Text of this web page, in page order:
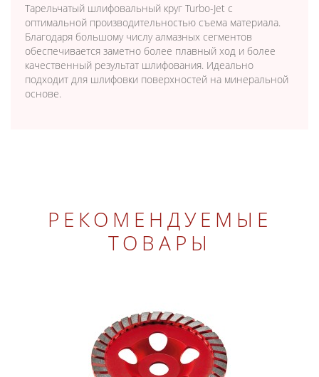
Тарельчатый шлифовальный круг Turbo-Jet с
оптимальной производительностью съема материала.
Благодаря большому числу алмазных сегментов
обеспечивается заметно более плавный ход и более
качественный результат шлифования. Идеально
подходит для шлифовки поверхностей на минеральной
основе.
РЕКОМЕНДУЕМЫЕ
ТОВАРЫ